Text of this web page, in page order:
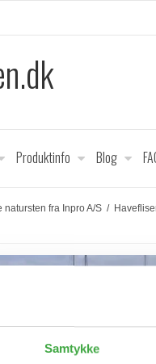
Samtykke
Produktinfo Blog
natursten fra Inpro A/S /